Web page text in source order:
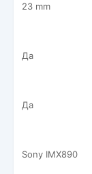
23 mm
Да
Да
Sony IMX890